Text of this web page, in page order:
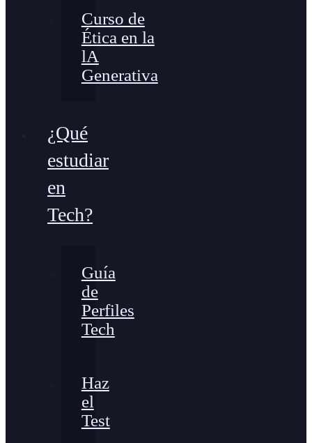
Curso de
Ética en la
lA
Generativa
¿Qué
estudiar
en
Tech?
Guía
de
Perfiles
Tech
Haz
el
Test